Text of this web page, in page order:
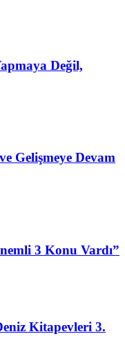
Değil,
Gelişmeye Devam
3 Konu Vardı”
Kitapevleri 3.